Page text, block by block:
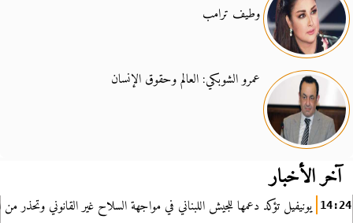
وطيف ترامب
عمرو الشوبكي: العالم وحقوق الإنسان
آخر الأخبار
14:24 يونيفيل تؤكد دعمها للجيش اللبناني في مواجهة السلاح غير القانوني وتحذر من